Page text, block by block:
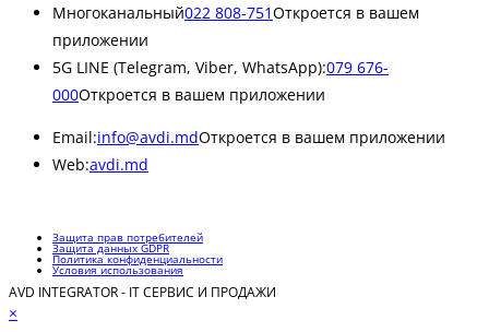
Многоканальный022 808-751Откроется в вашем
приложении
5G LINE (Telegram, Viber, WhatsApp):079 676-
000Откроется в вашем приложении
Email:info@avdi.mdОткроется в вашем приложении
Web:avdi.md
Защита прав потребителей
Защита данных GDPR
Политика конфиденциальности
Условия использования
AVD INTEGRATOR - IT СЕРВИС И ПРОДАЖИ
×